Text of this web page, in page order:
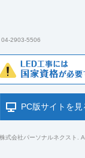
2903-5506
PC版サイトを見
式会社パーソナルネクスト.